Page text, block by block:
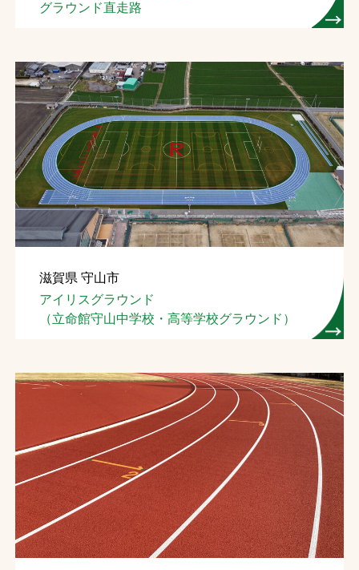
文字の見えづらさや操作にお困りの方へ
グラウンド直走路
滋賀県 守山市
アイリスグラウンド
（立命館守山中学校・高等学校グラウンド）